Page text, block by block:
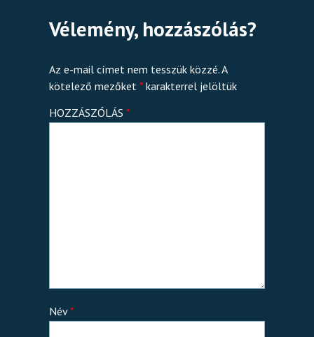
Vélemény, hozzászólás?
Az e-mail címet nem tesszük közzé.A
kötelező mezőket* karakterrel jelöltük
HOZZÁSZÓLÁS*
Név*